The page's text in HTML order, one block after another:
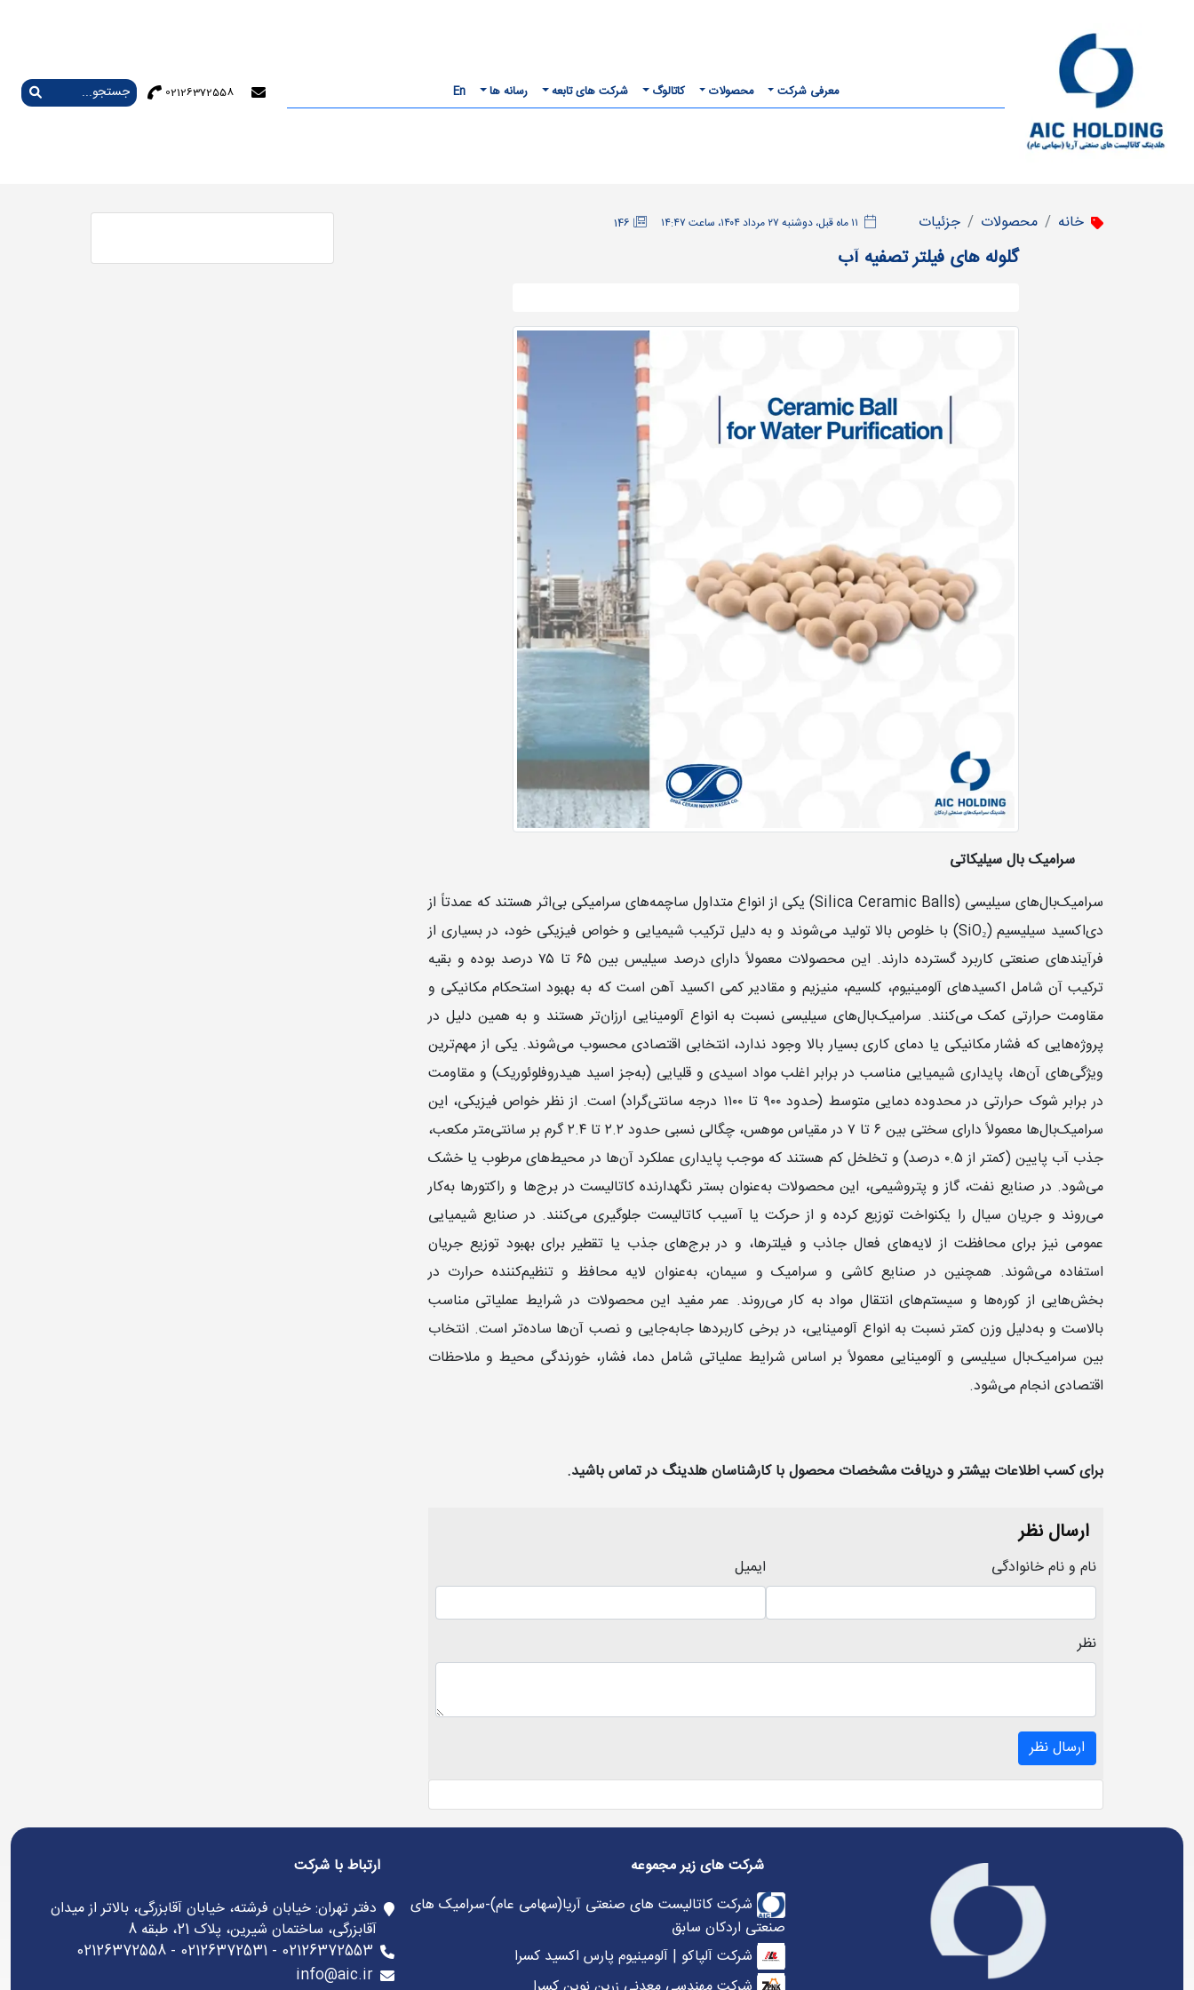
معرفی شرکت محصولات کاتالوگ شرکت های تابعه رسانه ها En
02126372558
خانه محصولات جزئیات 146
گلوله های فیلتر تصفیه آب
سرامیک بال سیلیکاتی
سرامیک‌بال‌های سیلیسی (Silica Ceramic Balls) یکی از انواع متداول ساچمه‌های سرامیکی بی‌اثر هستند که عمدتاً از
دی‌اکسید سیلیسیم (SiO₂) با خلوص بالا تولید می‌شوند و به دلیل ترکیب شیمیایی و خواص فیزیکی خود، در بسیاری از
فرآیندهای صنعتی کاربرد گسترده دارند. این محصولات معمولاً دارای درصد سیلیس بین ۶۵ تا ۷۵ درصد بوده و بقیه
ترکیب آن شامل اکسیدهای آلومینیوم، کلسیم، منیزیم و مقادیر کمی اکسید آهن است که به بهبود استحکام مکانیکی و
مقاومت حرارتی کمک می‌کنند. سرامیک‌بال‌های سیلیسی نسبت به انواع آلومینایی ارزان‌تر هستند و به همین دلیل در
پروژه‌هایی که فشار مکانیکی یا دمای کاری بسیار بالا وجود ندارد، انتخابی اقتصادی محسوب می‌شوند. یکی از مهم‌ترین
ویژگی‌های آن‌ها، پایداری شیمیایی مناسب در برابر اغلب مواد اسیدی و قلیایی (به‌جز اسید هیدروفلوئوریک) و مقاومت
در برابر شوک حرارتی در محدوده دمایی متوسط (حدود ۹۰۰ تا ۱۱۰۰ درجه سانتی‌گراد) است. از نظر خواص فیزیکی، این
سرامیک‌بال‌ها معمولاً دارای سختی بین ۶ تا ۷ در مقیاس موهس، چگالی نسبی حدود ۲.۲ تا ۲.۴ گرم بر سانتی‌متر مکعب،
جذب آب پایین (کمتر از ۰.۵ درصد) و تخلخل کم هستند که موجب پایداری عملکرد آن‌ها در محیط‌های مرطوب یا خشک
می‌شود. در صنایع نفت، گاز و پتروشیمی، این محصولات به‌عنوان بستر نگهدارنده کاتالیست در برج‌ها و راکتورها به‌کار
می‌روند و جریان سیال را یکنواخت توزیع کرده و از حرکت یا آسیب کاتالیست جلوگیری می‌کنند. در صنایع شیمیایی
عمومی نیز برای محافظت از لایه‌های فعال جاذب و فیلترها، و در برج‌های جذب یا تقطیر برای بهبود توزیع جریان
استفاده می‌شوند. همچنین در صنایع کاشی و سرامیک و سیمان، به‌عنوان لایه محافظ و تنظیم‌کننده حرارت در
بخش‌هایی از کوره‌ها و سیستم‌های انتقال مواد به کار می‌روند. عمر مفید این محصولات در شرایط عملیاتی مناسب
بالاست و به‌دلیل وزن کمتر نسبت به انواع آلومینایی، در برخی کاربردها جابه‌جایی و نصب آن‌ها ساده‌تر است. انتخاب
بین سرامیک‌بال سیلیسی و آلومینایی معمولاً بر اساس شرایط عملیاتی شامل دما، فشار، خورندگی محیط و ملاحظات
اقتصادی انجام می‌شود.
برای کسب اطلاعات بیشتر و دریافت مشخصات محصول با کارشناسان هلدینگ در تماس باشید.
ارسال نظر
نام و نام خانوادگی ایمیل
نظر
ارسال نظر
شرکت های زیر مجموعه
شرکت کاتالیست های صنعتی آریا(سهامی عام)-سرامیک های
صنعتی اردکان سابق
شرکت آلپاکو | آلومینیوم پارس اکسید کسرا
ارتباط با شرکت
دفتر تهران: خیابان فرشته، خیابان آقابزرگی، بالاتر از میدان
آقابزرگی، ساختمان شیرین، پلاک 21، طبقه 8
02126372553 - 02126372531 - 02126372558
info@aic.ir